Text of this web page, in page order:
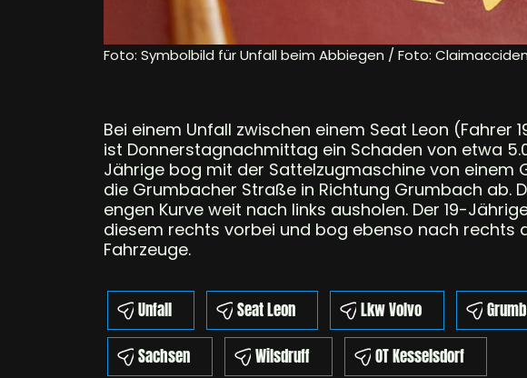
Foto: Symbolbild für Unfall beim Abbiegen / Foto:
Bei einem Unfall zwischen einem Seat Leon (Fahrer
ist Donnerstagnachmittag ein Schaden von etwa
Jährige bog mit der Sattelzugmaschine von einem
die Grumbacher Straße in Richtung Grumbach ab.
engen Kurve weit nach links ausholen. Der 19-
diesem rechts vorbei und bog ebenso nach rechts
Fahrzeuge.
Unfall Seat Leon Lkw Volvo
Sachsen
Wilsdruff OT Kesselsdorf